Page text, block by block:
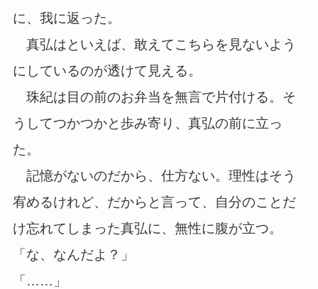
に、我に返った。
真弘はといえば、敢えてこちらを見ないよう
にしているのが透けて見える。
珠紀は目の前のお弁当を無言で片付ける。そ
うしてつかつかと歩み寄り、真弘の前に立っ
た。
記憶がないのだから、仕方ない。理性はそう
宥めるけれど、だからと言って、自分のことだ
け忘れてしまった真弘に、無性に腹が立つ。
「な、なんだよ？」
「……」